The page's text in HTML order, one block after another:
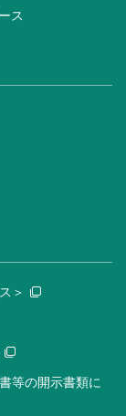
ス
＞
等の開示書類に